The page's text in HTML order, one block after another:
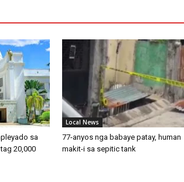
sa
20,000
Local News
77-anyos nga babaye patay, human
makit-i sa sepitic tank